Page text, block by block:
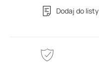
Dodaj do listy